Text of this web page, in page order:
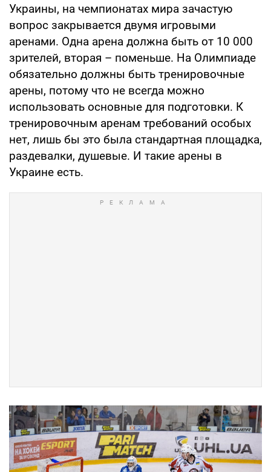
Украины, на чемпионатах мира зачастую
вопрос закрывается двумя игровыми
аренами. Одна арена должна быть от 10 000
зрителей, вторая – поменьше. На Олимпиаде
обязательно должны быть тренировочные
арены, потому что не всегда можно
использовать основные для подготовки. К
тренировочным аренам требований особых
нет, лишь бы это была стандартная площадка,
раздевалки, душевые. И такие арены в
Украине есть.